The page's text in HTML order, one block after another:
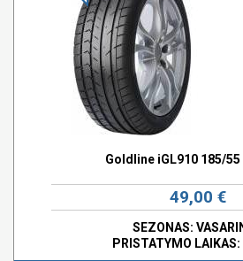
Goldline iGL910 185/55
49,00 €
SEZONAS:
PRISTATYMO LAIKAS: